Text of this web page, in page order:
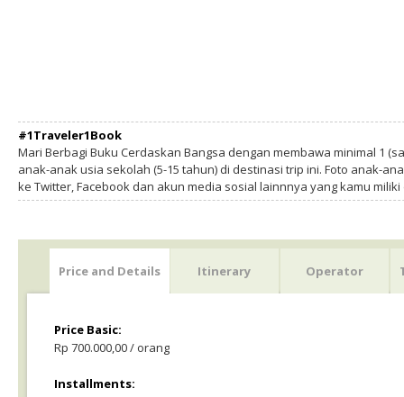
#1Traveler1Book
Mari Berbagi Buku Cerdaskan Bangsa dengan membawa minimal 1
anak-anak usia sekolah (5-15 tahun) di destinasi trip ini. Foto anak-
ke Twitter, Facebook dan akun media sosial lainnnya yang kamu
Price and Details Itinerary Operator
Price Basic:
Rp 700.000,00 / orang
Installments: